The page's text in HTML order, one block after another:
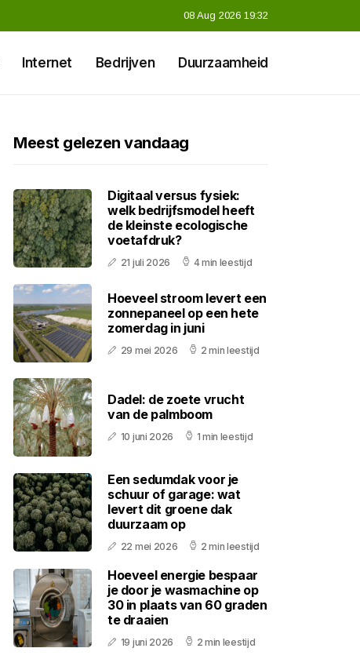
08 Aug 2026 19:32
Internet Bedrijven Duurzaamheid
Meest gelezen vandaag
Digitaal versus fysiek:
welk bedrijfsmodel heeft
de kleinste ecologische
voetafdruk?
21 juli 2026 4 min leestijd
Hoeveel stroom levert een
zonnepaneel op een hete
zomerdag in juni
29 mei 2026 2 min leestijd
Dadel: de zoete vrucht
van de palmboom
10 juni 2026 1 min leestijd
Een sedumdak voor je
schuur of garage: wat
levert dit groene dak
duurzaam op
22 mei 2026 2 min leestijd
Hoeveel energie bespaar
je door je wasmachine op
30 in plaats van 60 graden
te draaien
19 juni 2026 2 min leestijd